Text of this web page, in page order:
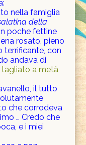
nella famiglia
della
poche fettine
rosato, pieno
terrificante, con
andava di
il tutto
che corrodeva
… Credo che
e i miei